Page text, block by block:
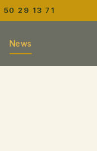
50 29 13 71
News